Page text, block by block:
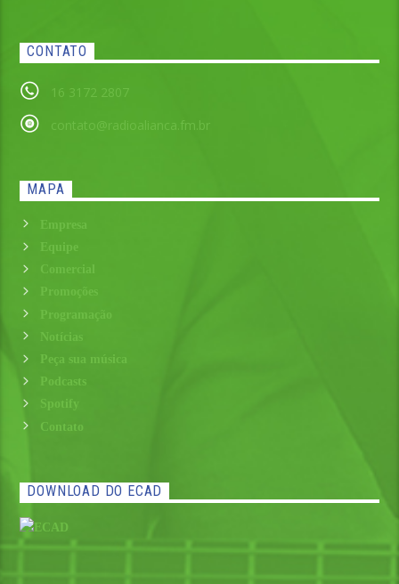
CONTATO
16 3172 2807
contato@radioalianca.fm.br
MAPA
Notícias
Peça sua música
Podcasts
Spotify
Contato
DOWNLOAD DO ECAD